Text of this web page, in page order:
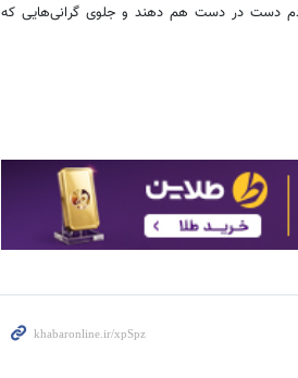
دست در دست هم دهند و جلوی گرانی‌هایی که